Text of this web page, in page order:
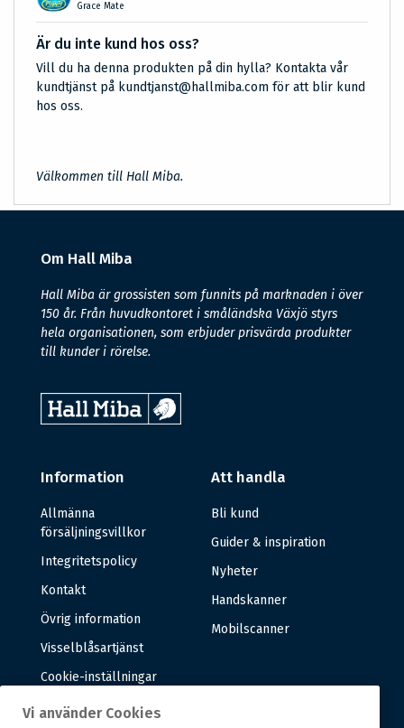
Grace Mate
Är du inte kund hos oss?
Vill du ha denna produkten på din hylla? Kontakta vår
kundtjänst på kundtjanst@hallmiba.com för att blir kund
hos oss.
Välkommen till Hall Miba.
Om Hall Miba
Hall Miba är grossisten som funnits på marknaden i över
150 år. Från huvudkontoret i småländska Växjö styrs
hela organisationen, som erbjuder prisvärda produkter
till kunder i rörelse.
Information
Allmänna
försäljningsvillkor
Integritetspolicy
Kontakt
Övrig information
Visselblåsartjänst
Cookie-inställningar
Att handla
Bli kund
Guider & inspiration
Nyheter
Handskanner
Mobilscanner
Vi använder Cookies